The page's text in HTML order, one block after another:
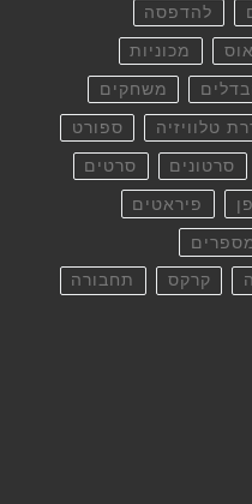
להדפסה
מכוניות
משחקים
טלוויזיה ספורט
סרטונים סרטים
פיראטים
קרקס תחבורה